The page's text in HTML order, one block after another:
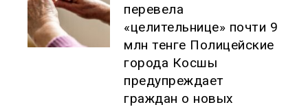
перевела
«целительнице» почти 9
млн тенге Полицейские
города Косшы
предупреждает
граждан о новых